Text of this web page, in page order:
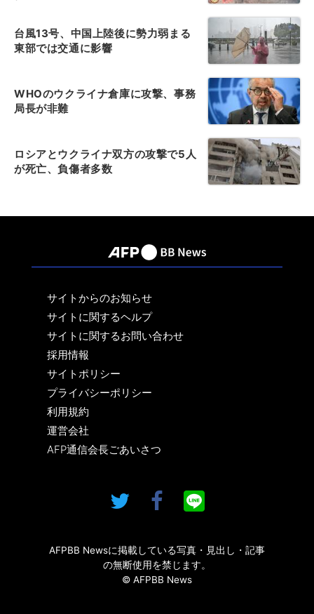
台風13号、中国上陸後に勢力弱まる
東部では交通に影響
WHOのウクライナ倉庫に攻撃、事務
局長が非難
ロシアとウクライナ双方の攻撃で5人
が死亡、負傷者多数
サイトからのお知らせ
サイトに関するヘルプ
サイトに関するお問い合わせ
採用情報
サイトポリシー
プライバシーポリシー
利用規約
運営会社
AFP通信会長ごあいさつ
AFPBB Newsに掲載している写真・見出し・記事
の無断使用を禁じます。
© AFPBB News